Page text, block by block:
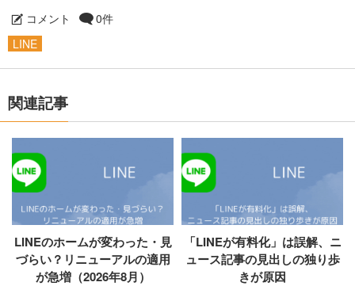
コメント
0件
LINE
関連記事
LINEのホームが変わった・見
づらい？リニューアルの適用
が急増（2026年8月）
「LINEが有料化」は誤解、ニ
ュース記事の見出しの独り歩
きが原因